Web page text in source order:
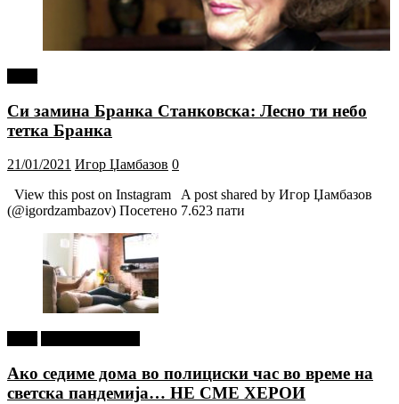
Си замина Бранка Станковска: Лесно ти небо
тетка Бранка
21/01/2021 Игор Џамбазов 0
View this post on Instagram A post shared by Игор Џамбазов
(@igordzambazov) Посетено 7.623 пати
Ако седиме дома во полициски час во време на
светска пандемија… НЕ СМЕ ХЕРОИ